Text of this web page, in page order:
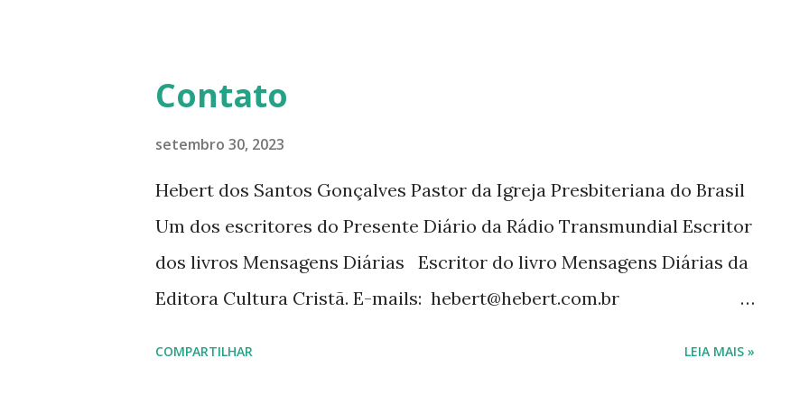
Contato
setembro 30, 2023
Hebert dos Santos Gonçalves Pastor da Igreja Presbiteriana do Brasil
Um dos escritores do Presente Diário da Rádio Transmundial Escritor
dos livros Mensagens Diárias Escritor do livro Mensagens Diárias da
Editora Cultura Cristã. E-mails: hebert@hebert.com.br
COMPARTILHAR LEIA MAIS »